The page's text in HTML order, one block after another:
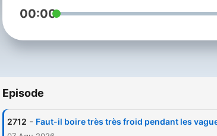
00:00
Episode
2712 - Faut-il boire très très froid pendant les